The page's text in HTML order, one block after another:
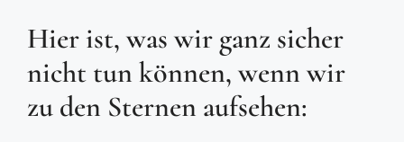
Hier ist, was wir ganz sicher
nicht tun können, wenn wir
zu den Sternen aufsehen: